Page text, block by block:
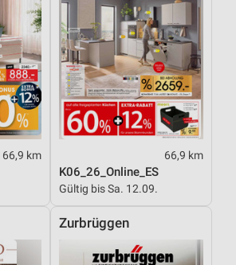
66,9 km 66,9 km
K06_26_Online_ES
Gültig bis Sa. 12.09.
Zurbrüggen